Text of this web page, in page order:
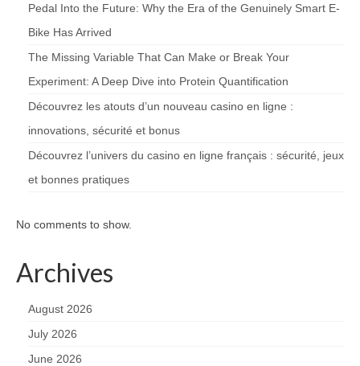
Pedal Into the Future: Why the Era of the Genuinely Smart E-
Bike Has Arrived
The Missing Variable That Can Make or Break Your
Experiment: A Deep Dive into Protein Quantification
Découvrez les atouts d’un nouveau casino en ligne :
innovations, sécurité et bonus
Découvrez l’univers du casino en ligne français : sécurité, jeux
et bonnes pratiques
No comments to show.
Archives
August 2026
July 2026
June 2026